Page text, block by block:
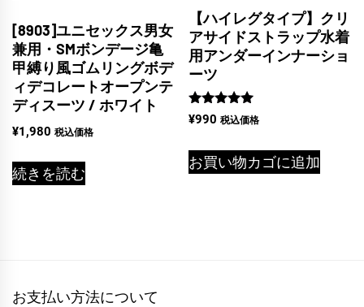
[8903]ユニセックス男女
兼用・SMボンデージ亀
甲縛り風ゴムリングボデ
ィデコレートオープンテ
ディスーツ / ホワイト
¥1,980 税込価格
続きを読む
【ハイレグタイプ】クリ
アサイドストラップ水着
用アンダーインナーショ
ーツ
5段階中
¥990 税込価格
お買い物カゴに追加
お支払い方法について